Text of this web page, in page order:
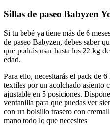
Sillas de paseo Babyzen
Si tu bebé ya tiene más de 6
de paseo Babyzen, debes saber
que podrás usar hasta los 22 kg
edad.
Para ello, necesitarás el pack de
textiles por un acolchado asiento
ajustable en 5 posiciones.
ventanilla para que puedas ver
con un bolsillo trasero con
mano todo lo que necesites.